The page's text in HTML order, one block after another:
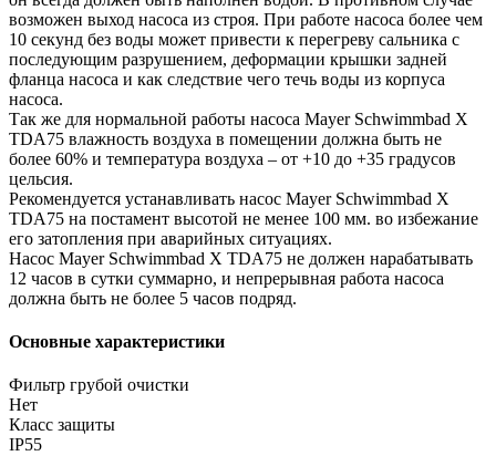
возможен выход насоса из строя. При работе насоса более чем
10 секунд без воды может привести к перегреву сальника с
последующим разрушением, деформации крышки задней
фланца насоса и как следствие чего течь воды из корпуса
насоса.
Так же для нормальной работы насоса Mayer Schwimmbad X
TDA75 влажность воздуха в помещении должна быть не
более 60% и температура воздуха – от +10 до +35 градусов
цельсия.
Рекомендуется устанавливать насос Mayer Schwimmbad X
TDA75 на постамент высотой не менее 100 мм. во избежание
его затопления при аварийных ситуациях.
Насос Mayer Schwimmbad X TDA75 не должен нарабатывать
12 часов в сутки суммарно, и непрерывная работа насоса
должна быть не более 5 часов подряд.
Основные характеристики
Фильтр грубой очистки
Нет
Класс защиты
IP55